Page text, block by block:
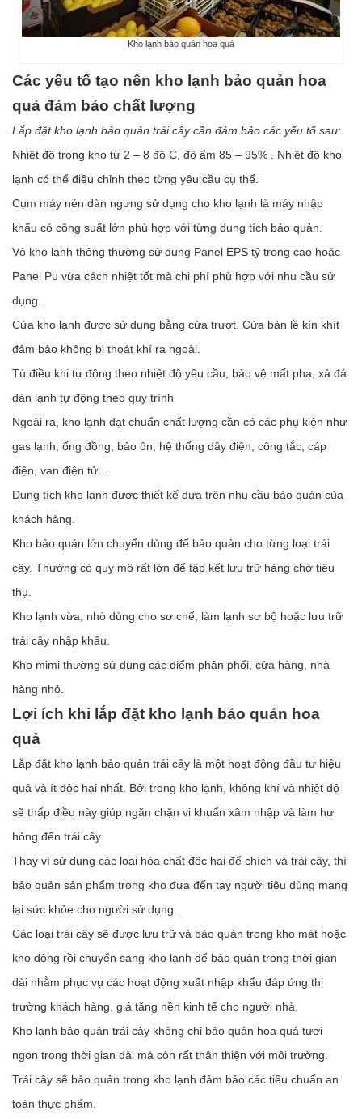
Kho lạnh bảo quản hoa quả
Các yếu tố tạo nên kho lạnh bảo quản hoa
quả đảm bảo chất lượng
Lắp đặt kho lạnh bảo quản trái cây cần đảm bảo các yếu tố sau:
Nhiệt độ trong kho từ 2 – 8 độ C, độ ẩm 85 – 95% . Nhiệt độ kho
lạnh có thể điều chỉnh theo từng yêu cầu cụ thể.
Cụm máy nén dàn ngưng sử dụng cho kho lạnh là máy nhập
khẩu có công suất lớn phù hợp với từng dung tích bảo quản.
Vỏ kho lạnh thông thường sử dụng Panel EPS tỷ trọng cao hoặc
Panel Pu vừa cách nhiệt tốt mà chi phí phù hợp với nhu cầu sử
dụng.
Cửa kho lạnh được sử dụng bằng cửa trượt. Cửa bản lề kín khít
đảm bảo không bị thoát khí ra ngoài.
Tủ điều khi tự động theo nhiệt độ yêu cầu, bảo vệ mất pha, xả đá
dàn lạnh tự động theo quy trình
Ngoài ra, kho lạnh đạt chuẩn chất lượng cần có các phụ kiện như
gas lạnh, ống đồng, bảo ôn, hệ thống dây điện, công tắc, cáp
điện, van điện tử…
Dung tích kho lạnh được thiết kế dựa trên nhu cầu bảo quản của
khách hàng.
Kho bảo quản lớn chuyển dùng để bảo quản cho từng loại trái
cây. Thường có quy mô rất lớn để tập kết lưu trữ hàng chờ tiêu
thụ.
Kho lạnh vừa, nhỏ dùng cho sơ chế, làm lạnh sơ bộ hoặc lưu trữ
trái cây nhập khẩu.
Kho mimi thường sử dụng các điểm phân phối, cửa hàng, nhà
hàng nhỏ.
Lợi ích khi lắp đặt kho lạnh bảo quản hoa
quả
Lắp đặt kho lạnh bảo quản trái cây là một hoạt động đầu tư hiệu
quả và ít độc hại nhất. Bởi trong kho lạnh, không khí và nhiệt độ
sẽ thấp điều này giúp ngăn chặn vi khuẩn xâm nhập và làm hư
hỏng đến trái cây.
Thay vì sử dụng các loại hóa chất độc hại để chích và trái cây, thì
bảo quản sản phẩm trong kho đưa đến tay người tiêu dùng mang
lại sức khỏe cho người sử dụng.
Các loại trái cây sẽ được lưu trữ và bảo quản trong kho mát hoặc
kho đông rồi chuyển sang kho lạnh để bảo quản trong thời gian
dài nhằm phục vụ các hoạt động xuất nhập khẩu đáp ứng thị
trường khách hàng, giá tăng nền kinh tế cho người nhà.
Kho lạnh bảo quản trái cây không chỉ bảo quản hoa quả tươi
ngon trong thời gian dài mà còn rất thân thiện với môi trường.
Trái cây sẽ bảo quản trong kho lạnh đảm bảo các tiêu chuẩn an
toàn thực phẩm.